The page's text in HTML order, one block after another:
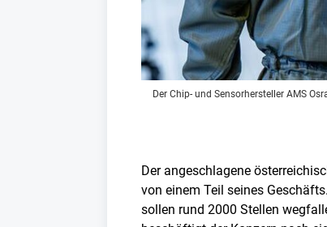
Der Chip- und Sensorhersteller AMS
Der angeschlagene
von einem Teil seines
sollen rund 2000 Stellen